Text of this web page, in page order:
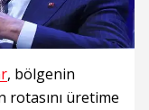
, bölgenin
rotasını üretime